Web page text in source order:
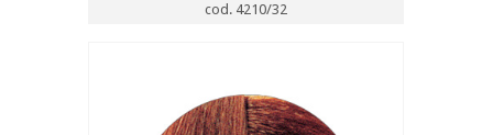
cod. 4210/32